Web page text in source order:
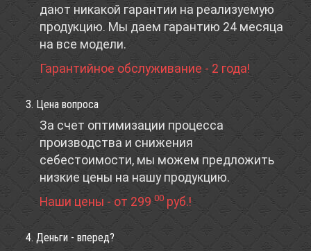
дают никакой гарантии на реализуемую
продукцию. Мы даем гарантию 24 месяца
на все модели.
Гарантийное обслуживание - 2 года!
3. Цена вопроса
За счет оптимизации процесса
производства и снижения
себестоимости, мы можем предложить
низкие цены на нашу продукцию.
Наши цены - от 29900 руб.!
4. Деньги - вперед?